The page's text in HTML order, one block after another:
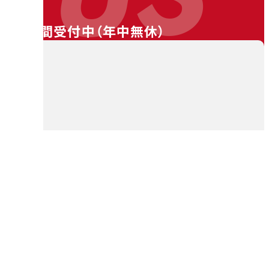
24時間受付中（年中無休）